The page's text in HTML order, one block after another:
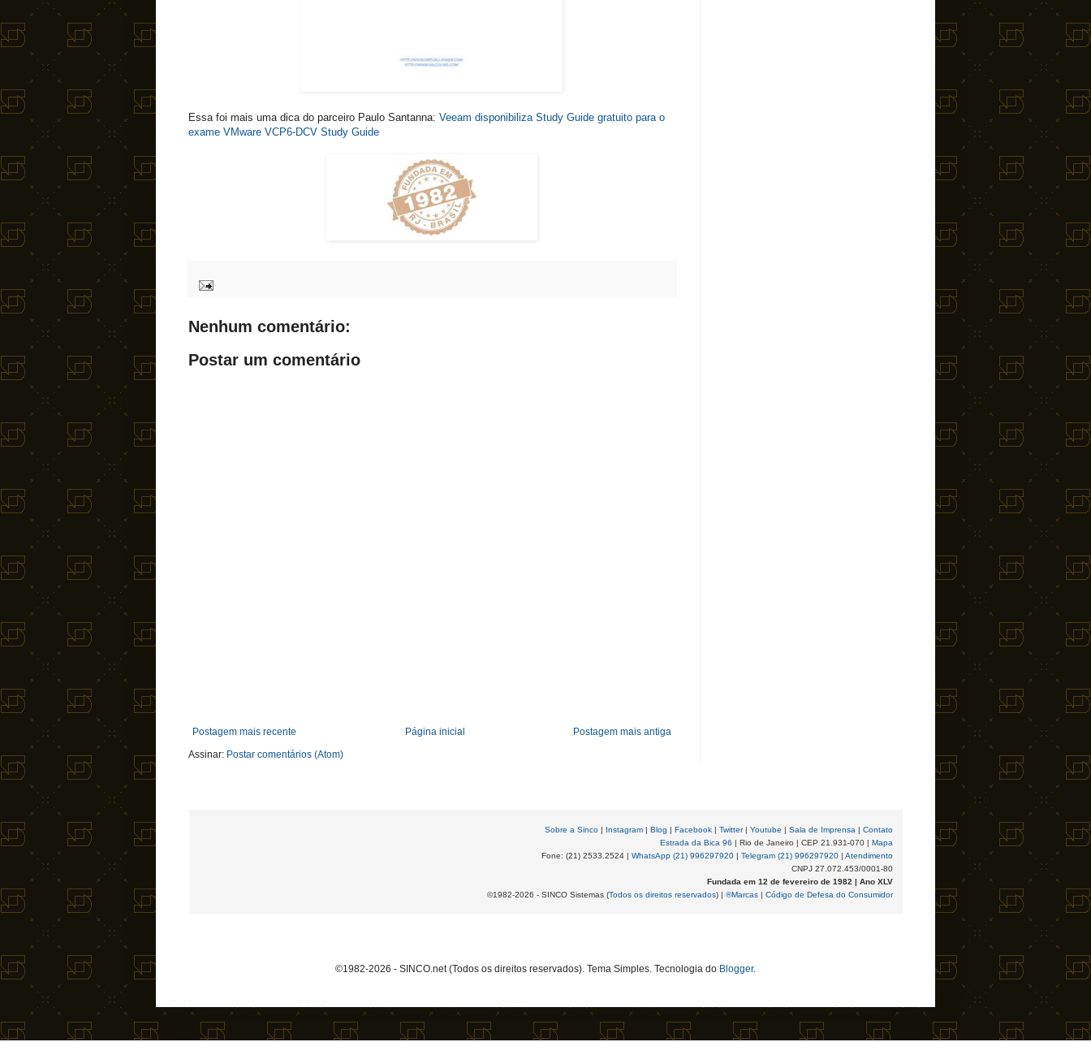
Essa foi mais uma dica do parceiro Paulo Santanna: Veeam disponibiliza Study Guide gratuito para o
exame VMware VCP6-DCV Study Guide
Nenhum comentário:
Postar um comentário
Postagem mais recente Postagem mais antiga
Página inicial
Assinar: Postar comentários (Atom)
Sobre a Sinco| Instagram| Blog | Facebook| Twitter| Youtube | Sala de Imprensa | Contato
Estrada da Bica 96 | Rio de Janeiro | CEP 21.931-070 | Mapa
Fone: (21) 2533.2524 | WhatsApp (21) 996297920| Telegram (21) 996297920| Atendimento
CNPJ 27.072.453/0001-80
Fundada em 12 de fevereiro de 1982 | Ano XLV
©1982-2026 - SINCO Sistemas (Todos os direitos reservados) | ®Marcas| Código de Defesa do Consumidor
©1982-2026 - SINCO.net (Todos os direitos reservados). Tema Simples. Tecnologia do Blogger.